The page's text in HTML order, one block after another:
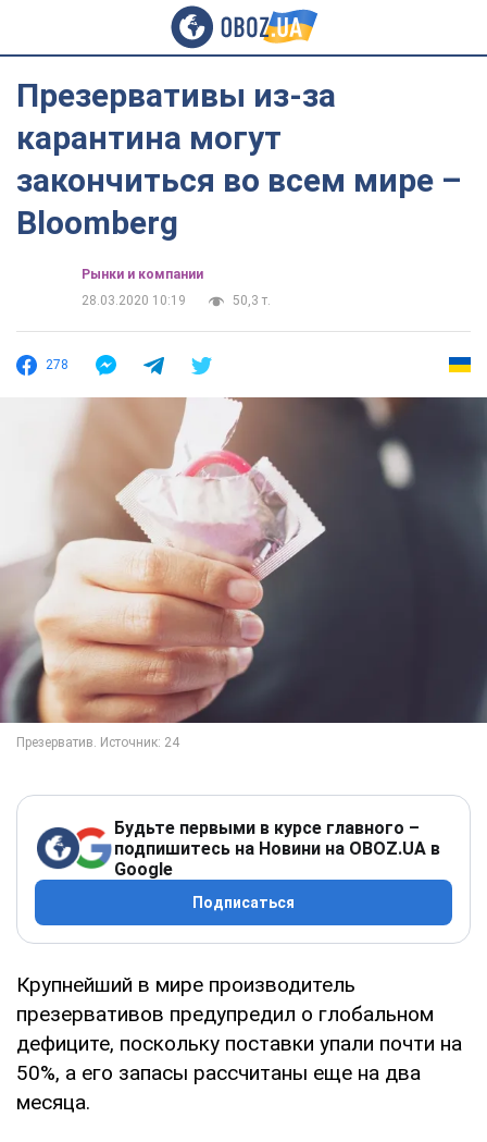
Презервативы из-за
карантина могут
закончиться во всем мире –
Вloomberg
Рынки и компании
28.03.2020 10:19
50,3 т.
278
Будьте первыми в курсе главного –
подпишитесь на Новини на OBOZ.UA в
Google
Подписаться
Крупнейший в мире производитель
презервативов предупредил о глобальном
дефиците, поскольку поставки упали почти на
50%, а его запасы рассчитаны еще на два
месяца.